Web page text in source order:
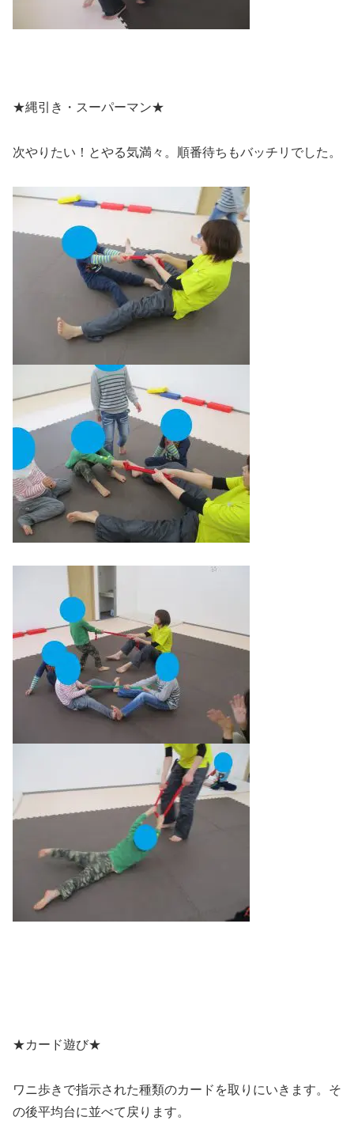
★縄引き・スーパーマン★
次やりたい！とやる気満々。順番待ちもバッチリでした。
★カード遊び★
ワニ歩きで指示された種類のカードを取りにいきます。そ
の後平均台に並べて戻ります。